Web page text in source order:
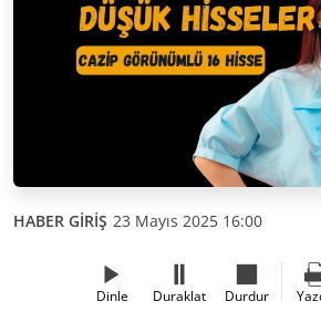
HABER GİRİŞ 23 Mayıs 2025 16:00
Dinle Duraklat Durdur